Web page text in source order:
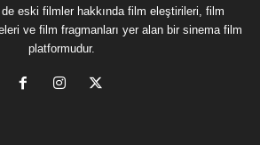
eski filmler hakkında film eleştirileri, film
ve film fragmanları yer alan bir sinema film
platformudur.